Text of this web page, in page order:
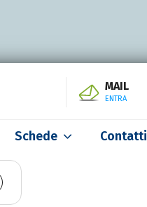
MAIL
ENTRA
Schede Contatti